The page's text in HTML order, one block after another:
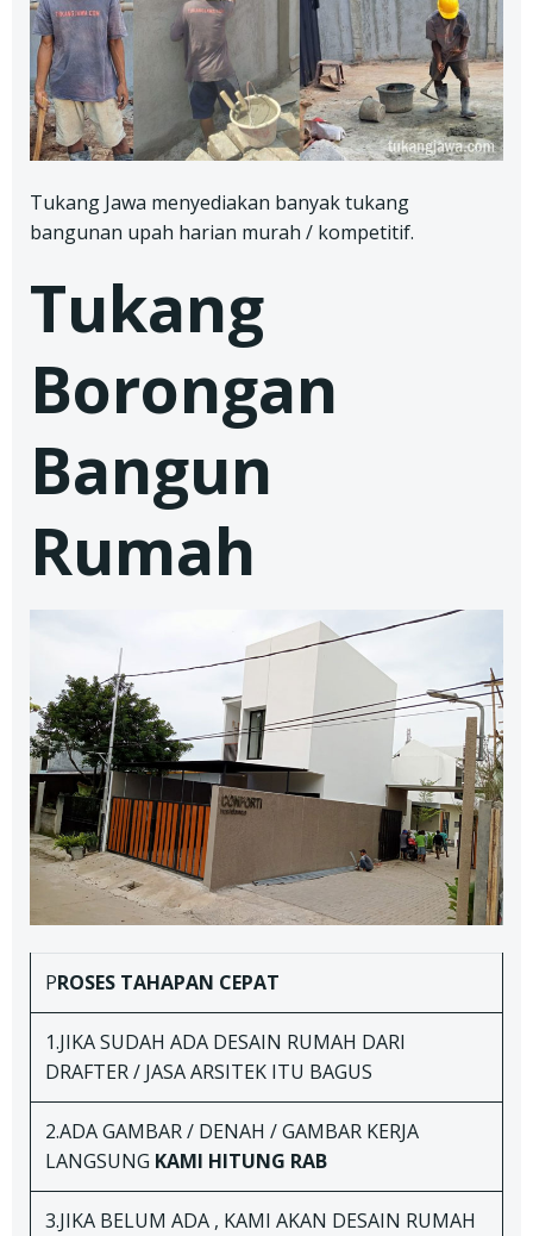
Tukang Jawa menyediakan banyak tukang
bangunan upah harian murah / kompetitif.
Tukang
Borongan
Bangun
Rumah
PROSES TAHAPAN CEPAT
1.JIKA SUDAH ADA DESAIN RUMAH DARI
DRAFTER / JASA ARSITEK ITU BAGUS
2.ADA GAMBAR / DENAH / GAMBAR KERJA
LANGSUNG KAMI HITUNG RAB
3.JIKA BELUM ADA , KAMI AKAN DESAIN RUMAH